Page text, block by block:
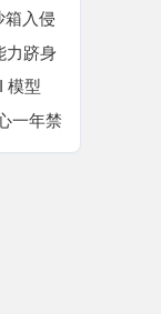
箱入侵
力跻身
地
模型
一年禁